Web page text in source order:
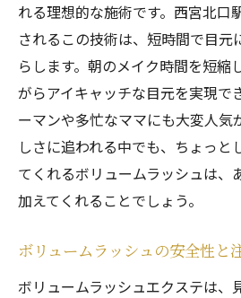
れる理想的な施術です。西宮北口
されるこの技術は、短時間で目元
らします。朝のメイク時間を短縮
がらアイキャッチな目元を実現で
ーマンや多忙なママにも大変人気
しさに追われる中でも、ちょっと
てくれるボリュームラッシュは、
加えてくれることでしょう。
ボリュームラッシュの安全性と
ボリュームラッシュエクステは、